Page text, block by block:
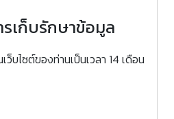
รเก็บรักษาข้อมูล
ว็บไซต์ของท่านเป็นเวลา 14 เดือน